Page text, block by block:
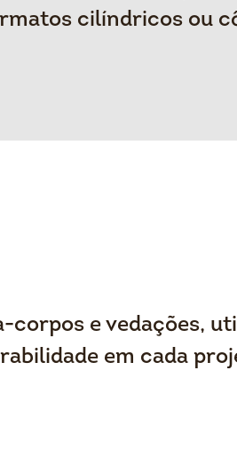
cilíndricos ou
corpos e vedações,
em cada